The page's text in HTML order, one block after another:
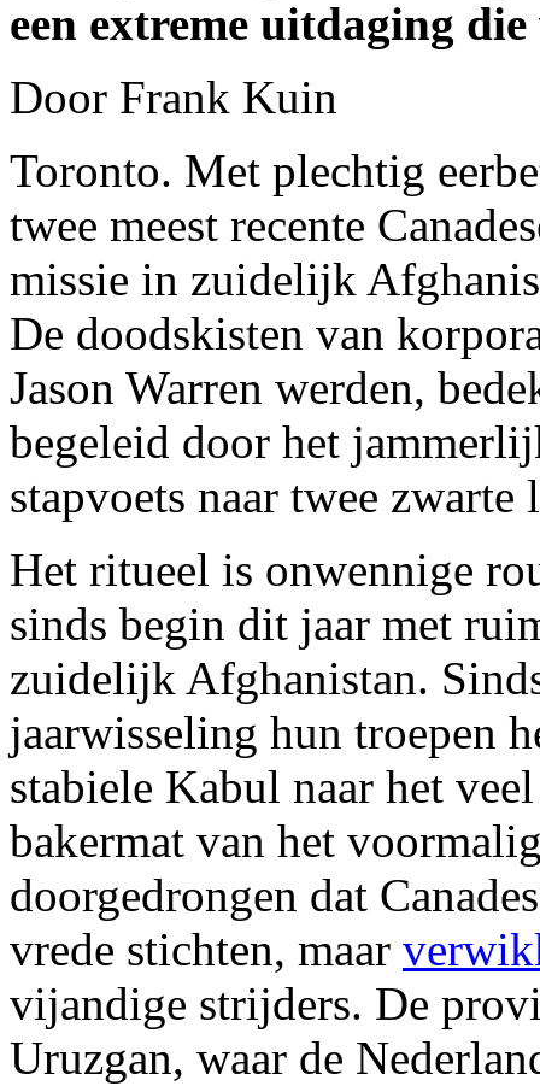
een extreme uitdaging
Door Frank Kuin
Toronto. Met plechtig
twee meest recente
missie in zuidelijk
De doodskisten van
Jason Warren werden,
begeleid door het
stapvoets naar twee
Het ritueel is onwennige
sinds begin dit jaar met
zuidelijk Afghanistan.
jaarwisseling hun troepen
stabiele Kabul naar het
bakermat van het
doorgedrongen dat
vrede stichten, maar
vijandige strijders. De
Uruzgan, waar de